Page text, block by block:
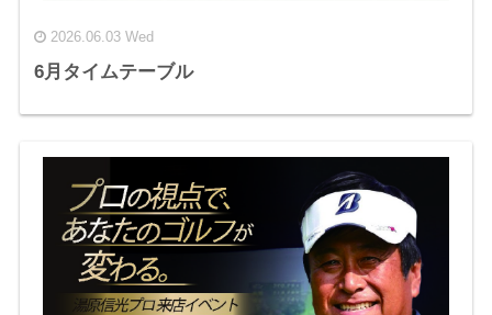
2026.06.03 Wed
6月タイムテーブル